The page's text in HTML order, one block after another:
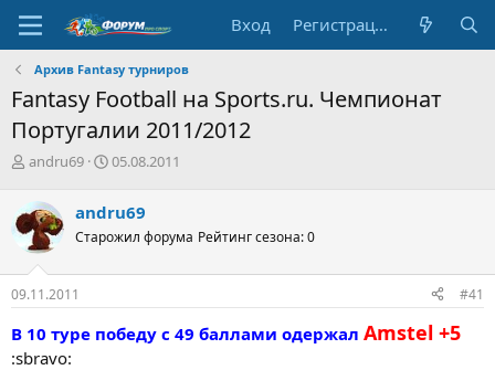
Вход Регистрация
Архив Fantasy турниров
Fantasy Football на Sports.ru. Чемпионат
Португалии 2011/2012
А
т
о
р
т
е
м
andru69
Д
а
н
ч
а
05.08.2011
andru69
Старожил форума Рейтинг сезона: 0
09.11.2011 #41
В 10 туре победу с 49 баллами одержал Amstel +5
:sbravo: